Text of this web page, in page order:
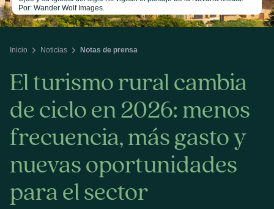
Inicio Noticias Notas de prensa
El turismo rural cambia
de ciclo en 2026: menos
frecuencia, más gasto y
nuevas oportunidades
para el sector
Por: Wander Wolf Images.